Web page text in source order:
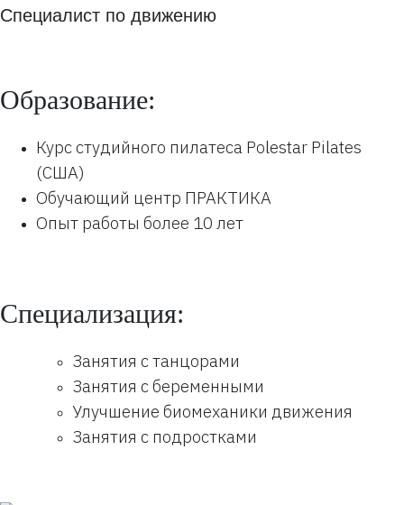
Специалист по движению
Образование:
Курс студийного пилатеса Polestar Pilates
(США)
Обучающий центр ПРАКТИКА
Опыт работы более 10 лет
Специализация:
Занятия с танцорами
Занятия с беременными
Улучшение биомеханики движения
Занятия с подростками